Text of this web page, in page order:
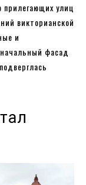
прилегающих улиц
викторианской
и
фасад